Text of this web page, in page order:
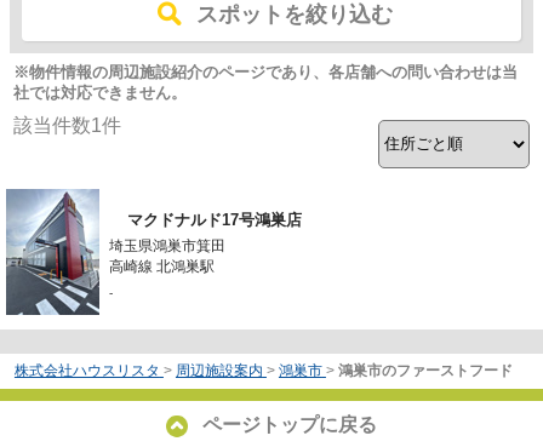
スポットを絞り込む
※物件情報の周辺施設紹介のページであり、各店舗への問い合わせは当
社では対応できません。
該当件数1件
マクドナルド17号鴻巣店
埼玉県鴻巣市箕田
高崎線 北鴻巣駅
-
株式会社ハウスリスタ > 周辺施設案内 > 鴻巣市 > 鴻巣市のファーストフード
ページトップに戻る